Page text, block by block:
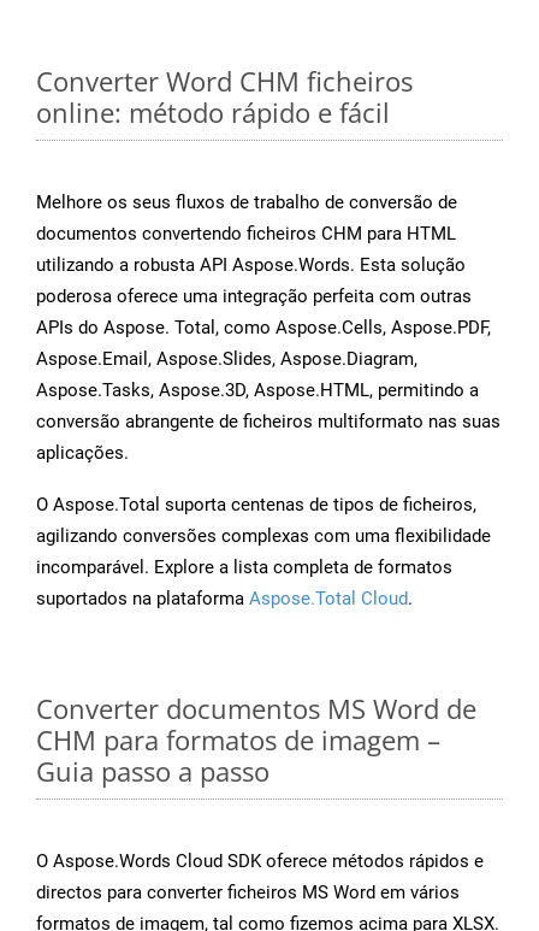
Converter Word CHM ficheiros
online: método rápido e fácil
Melhore os seus fluxos de trabalho de conversão de
documentos convertendo ficheiros CHM para HTML
utilizando a robusta API Aspose.Words. Esta solução
poderosa oferece uma integração perfeita com outras
APIs do Aspose. Total, como Aspose.Cells, Aspose.PDF,
Aspose.Email, Aspose.Slides, Aspose.Diagram,
Aspose.Tasks, Aspose.3D, Aspose.HTML, permitindo a
conversão abrangente de ficheiros multiformato nas suas
aplicações.
O Aspose.Total suporta centenas de tipos de ficheiros,
agilizando conversões complexas com uma flexibilidade
incomparável. Explore a lista completa de formatos
suportados na plataforma Aspose.Total Cloud.
Converter documentos MS Word de
CHM para formatos de imagem –
Guia passo a passo
O Aspose.Words Cloud SDK oferece métodos rápidos e
directos para converter ficheiros MS Word em vários
formatos de imagem, tal como fizemos acima para XLSX.